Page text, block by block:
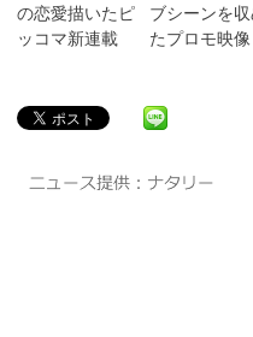
の恋愛描いたピ
ッコマ新連載
ブシーンを
たプロモ映像